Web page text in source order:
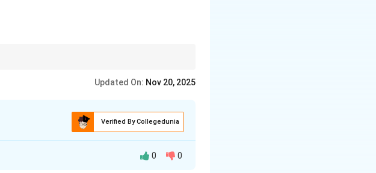
Updated On: Nov 20, 2025
Verified By Collegedunia
0 0